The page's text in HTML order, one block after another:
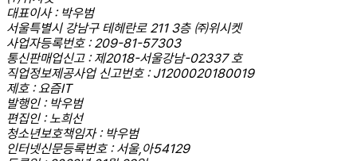
대표이사 : 박우범
서울특별시 강남구 테헤란로 211 3층 ㈜위시켓
사업자등록번호 : 209-81-57303
통신판매업신고 : 제2018-서울강남-02337 호
직업정보제공사업 신고번호 : J1200020180019
제호 : 요즘IT
발행인 : 박우범
편집인 : 노희선
청소년보호책임자 : 박우범
인터넷신문등록번호 : 서울,아54129